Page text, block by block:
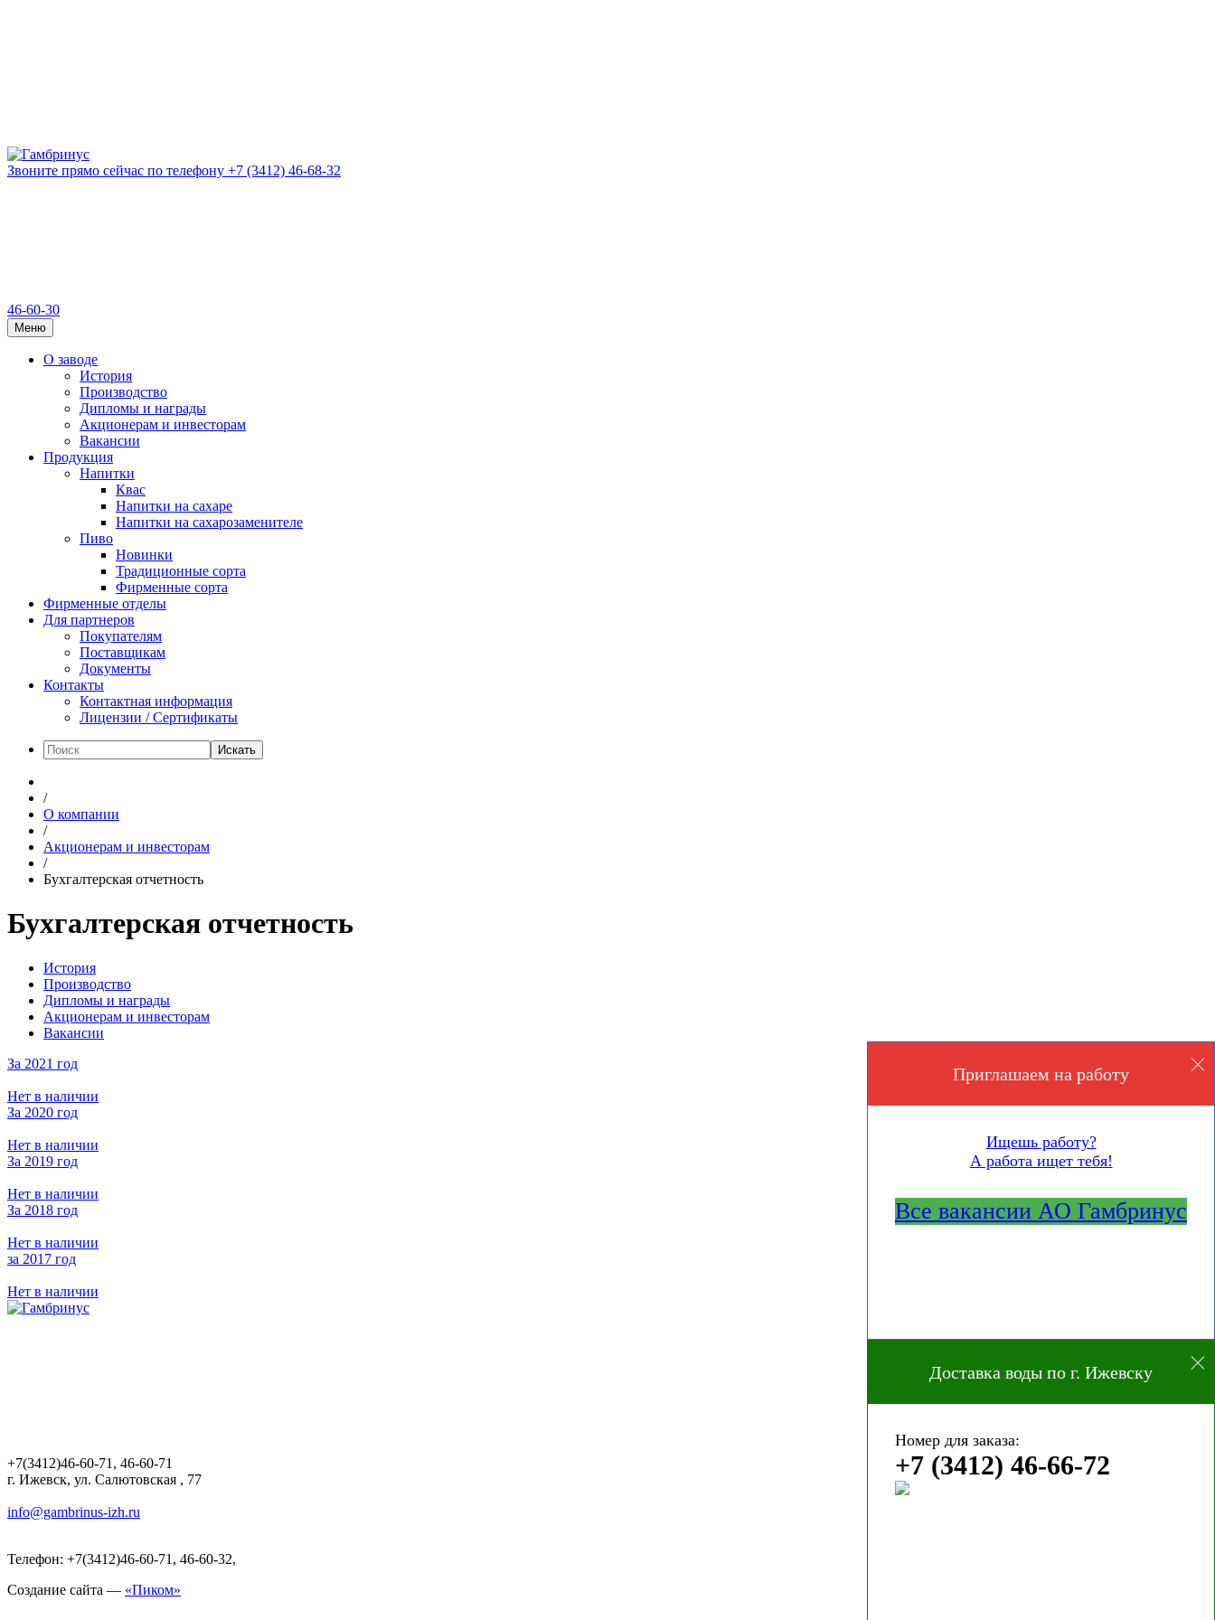
Звоните прямо сейчас по телефону +7 (3412) 46-68-32
46-60-30
Меню
О заводе
История
Производство
Дипломы и награды
Акционерам и инвесторам
Вакансии
Продукция
Напитки
Квас
Напитки на сахаре
Напитки на сахарозаменителе
Пиво
Новинки
Традиционные сорта
Фирменные сорта
Фирменные отделы
Для партнеров
Покупателям
Поставщикам
Документы
Контакты
Контактная информация
Лицензии / Сертификаты
Искать
/
О компании
/
Акционерам и инвесторам
/
Бухгалтерская отчетность
Бухгалтерская отчетность
История
Производство
Дипломы и награды
Акционерам и инвесторам
Вакансии
За 2021 год
Нет в наличии
За 2020 год
Нет в наличии
За 2019 год
Нет в наличии
За 2018 год
Нет в наличии
за 2017 год
Нет в наличии
+7(3412)46-60-71, 46-60-71
г. Ижевск, ул. Салютовская , 77
info@gambrinus-izh.ru
Телефон: +7(3412)46-60-71, 46-60-32,
Создание сайта — «Пиком»
Приглашаем на работу
Ищешь работу?
А работа ищет тебя!
Все вакансии АО Гамбринус
Доставка воды по г. Ижевску
Номер для заказа:
+7 (3412) 46-66-72